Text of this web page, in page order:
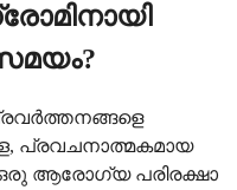
പ്രവചനാത്മകമായ
ഒരു ആരോഗ്യ പരിരക്ഷാ